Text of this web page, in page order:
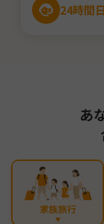
24時間
あ
家族旅行
▼